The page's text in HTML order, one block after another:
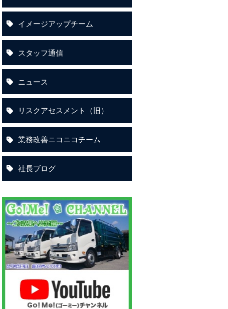
イメージアップチーム
スタッフ通信
ニュース
リスクアセスメント（旧）
業務改善ニコニコチーム
社長ブログ